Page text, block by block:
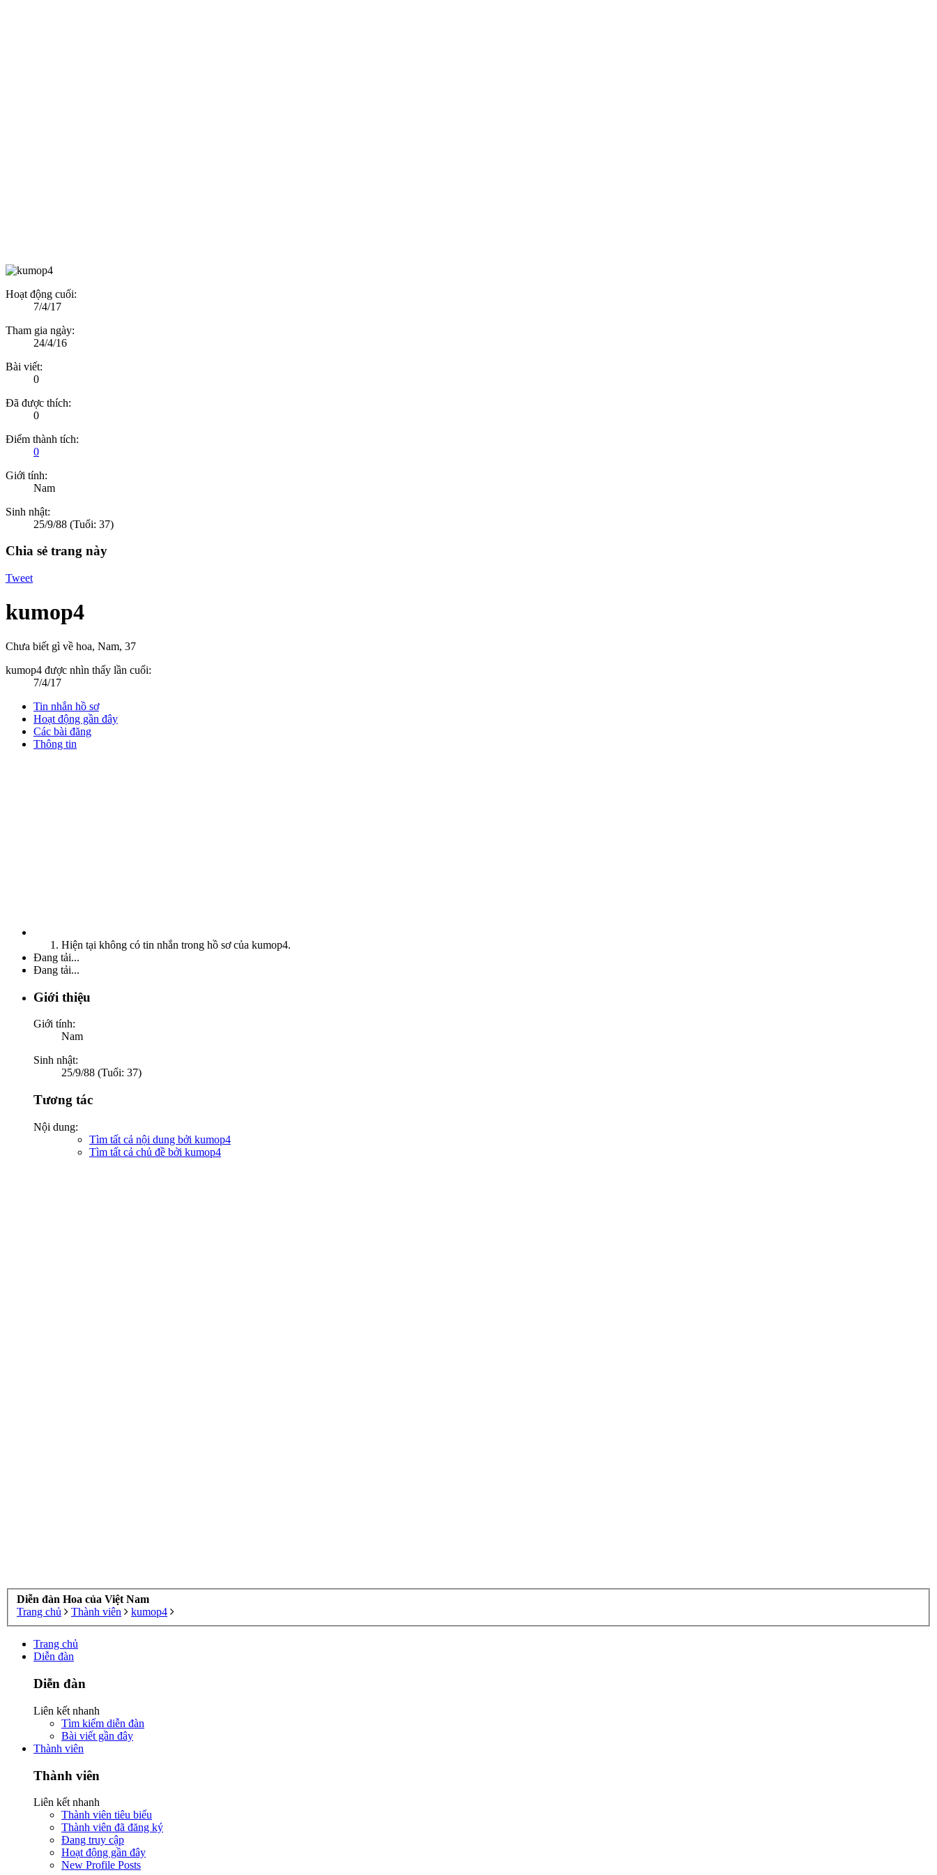
Hoạt động cuối:
7/4/17
Tham gia ngày:
24/4/16
Bài viết:
0
Đã được thích:
0
Điểm thành tích:
0
Giới tính:
Nam
Sinh nhật:
25/9/88 (Tuổi: 37)
Chia sẻ trang này
Tweet
kumop4
Chưa biết gì về hoa, Nam, 37
kumop4 được nhìn thấy lần cuối:
7/4/17
Tin nhắn hồ sơ
Hoạt động gần đây
Các bài đăng
Thông tin
Hiện tại không có tin nhắn trong hồ sơ của kumop4.
Đang tải...
Đang tải...
Giới thiệu
Giới tính:
Nam
Sinh nhật:
25/9/88 (Tuổi: 37)
Tương tác
Nội dung:
Tìm tất cả nội dung bởi kumop4
Tìm tất cả chủ đề bởi kumop4
Diễn đàn Hoa của Việt Nam
Trang chủ
Thành viên kumop4
Trang chủ
Diễn đàn
Diễn đàn
Liên kết nhanh
Tìm kiếm diễn đàn
Bài viết gần đây
Thành viên
Thành viên
Liên kết nhanh
Thành viên tiêu biểu
Thành viên đã đăng ký
Đang truy cập
Hoạt động gần đây
New Profile Posts